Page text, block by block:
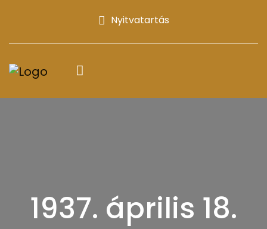
Nyitvatartás
1937. április 18.